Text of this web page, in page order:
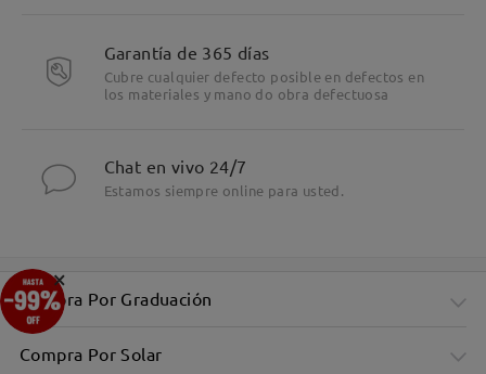
Garantía de 365 días
Cubre cualquier defecto posible en defectos en
los materiales y mano do obra defectuosa
Chat en vivo 24/7
Estamos siempre online para usted.
Compra Por Graduación
Compra Por Solar
×